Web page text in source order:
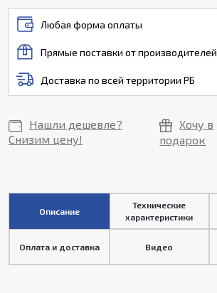
Любая форма оплаты
Прямые поставки от производителей
Доставка по всей территории РБ
Нашли дешевле?
Снизим цену!
Хочу в
подарок
Описание
Технические
характеристики
Оплата и доставка Видео